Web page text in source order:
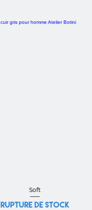
Aperçu rapide
Soft
Rupture de stock